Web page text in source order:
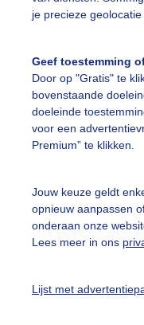
je precieze
Geef toestemming
Door op "Gratis" te
bovenstaande
doeleinde
voor een
Premium” te klikken.
Jouw keuze geldt
opnieuw aanpassen
onderaan onze
Lees meer in ons
Lijst met
slideshow
vragen